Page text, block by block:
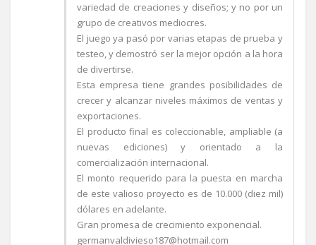
variedad de creaciones y diseños; y no por un
grupo de creativos mediocres.
El juego ya pasó por varias etapas de prueba y
testeo, y demostró ser la mejor opción a la hora
de divertirse.
Esta empresa tiene grandes posibilidades de
crecer y alcanzar niveles máximos de ventas y
exportaciones.
El producto final es coleccionable, ampliable (a
nuevas ediciones) y orientado a la
comercialización internacional.
El monto requerido para la puesta en marcha
de este valioso proyecto es de 10.000 (diez mil)
dólares en adelante.
Gran promesa de crecimiento exponencial.
germanvaldivieso187@hotmail.com